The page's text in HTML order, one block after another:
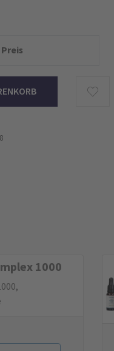
Preis
1000